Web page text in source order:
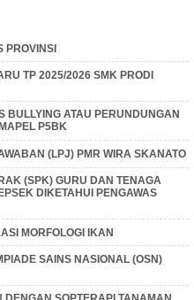
PROVINSI
TP 2025/2026 SMK PRODI
BULLYING ATAU PERUNDUNGAN
P5BK
(LPJ) PMR WIRA SKANATO
(SPK) GURU DAN TENAGA
DIKETAHUI PENGAWAS
MORFOLOGI IKAN
SAINS NASIONAL (OSN)